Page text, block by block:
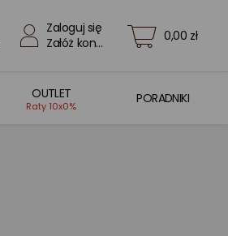
Zaloguj się
Załóż konto
0,00 zł
OUTLET
Raty 10x0%
PORADNIKI